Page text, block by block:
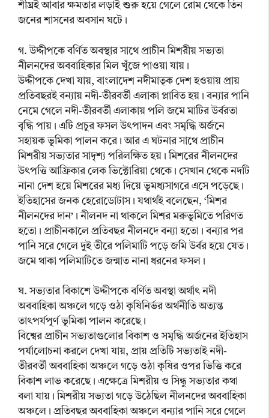
শীঘ্রই আবার ক্ষমতার লড়াই শুরু হয়ে গেলে রোম থেকে তিন
জনের শাসনের অবসান ঘটে।
গ. উদ্দীপকে বর্ণিত অবস্থার সাথে প্রাচীন মিশরীয় সভ্যতা
নীলনদের অববাহিকার মিল খুঁজে পাওয়া যায়।
উদ্দীপকে দেখা যায়, বাংলাদেশ নদীমাতৃক দেশ হওয়ায় প্রায়
প্রতিবছরই বন্যায় নদী-তীরবর্তী এলাকা প্লাবিত হয়। বন্যার পানি
নেমে গেলে নদী-তীরবর্তী এলাকায় পলি জমে মাটির উর্বরতা
বৃদ্ধি পায়। এটি প্রচুর ফসল উৎপাদন এবং সমৃদ্ধি অর্জনে
সহায়ক ভূমিকা পালন করে। আর এ ঘটনার সাথে প্রাচীন
মিশরীয় সভ্যতার সাদৃশ্য পরিলক্ষিত হয়। মিশরের নীলনদের
উৎপত্তি আফ্রিকার লেক ভিক্টোরিয়া থেকে। সেখান থেকে নদটি
নানা দেশ হয়ে মিশরের মধ্য দিয়ে ভূমধ্যসাগরে এসে পড়েছে।
ইতিহাসের জনক হেরোডোটাস। যথার্থই বলেছেন, ‘মিশর
নীলনদের দান’। নীলনদ না থাকলে মিশর মরুভূমিতে পরিণত
হতো। প্রাচীনকালে প্রতিবছর নীলনদে বন্যা হতো। বন্যার পর
পানি সরে গেলে দুই তীরে পলিমাটি পড়ে জমি উর্বর হয়ে যেত।
জমে থাকা পলিমাটিতে জন্মাত নানা ধরনের ফসল।
ঘ. সভ্যতার বিকাশে উদ্দীপকে বর্ণিত অবস্থা অর্থাৎ নদী
অববাহিকা অঞ্চলে গড়ে ওঠা কৃষিনির্ভর অর্থনীতি অত্যন্ত
তাৎপর্যপূর্ণ ভূমিকা পালন করেছে।
বিশ্বের প্রাচীন সভ্যতাগুলোর বিকাশ ও সমৃদ্ধি অর্জনের ইতিহাস
পর্যালোচনা করলে দেখা যায়, প্রায় প্রতিটি সভ্যতাই নদী-
তীরবর্তী অববাহিকা অঞ্চলে গড়ে ওঠা কৃষির ওপর ভিত্তি করে
বিকাশ লাভ করেছে। এক্ষেত্রে মিশরীয় ও সিন্ধু সভ্যতার কথা
বলা যায়। মিশরীয় সভ্যতা গড়ে উঠেছিল নীলনদের অববাহিকা
অঞ্চলে। প্রতিবছর অববাহিকা অঞ্চলে বন্যার পানি সরে গেলে